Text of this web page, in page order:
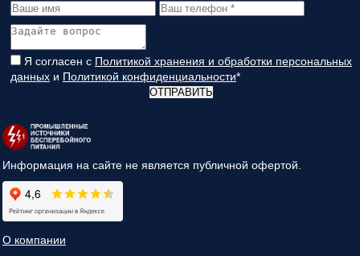
Я согласен с Политикой хранения и обработки персональных
данных и Политикой конфиденциальности*
ОТПРАВИТЬ
Информация на сайте не является публичной офертой.
О компании